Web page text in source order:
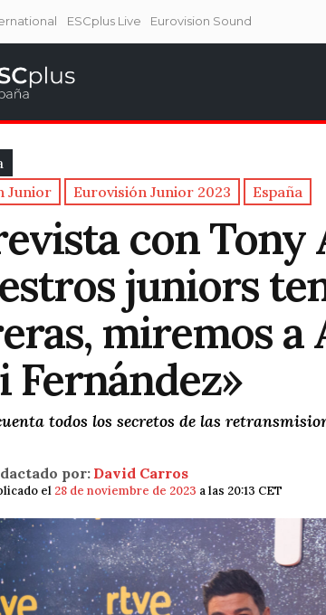
ESCplus Live Eurovision Sound
Junior
Eurovisión Junior 2023 España
con Tony
juniors
miremos a
Fernández»
todos los secretos de las
por:David Carros
el 28 de noviembre de 2023 a las 20:13 CET